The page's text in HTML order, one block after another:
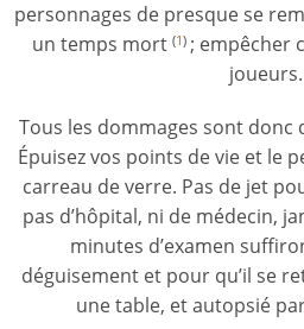
personnages de presque se
un temps mort (1) ; empêcher
joueurs.
Tous les dommages sont
Épuisez vos points de vie et le
carreau de verre. Pas de jet
pas d’hôpital, ni de médecin,
minutes d’examen
déguisement et pour qu’il se
une table, et autopsié